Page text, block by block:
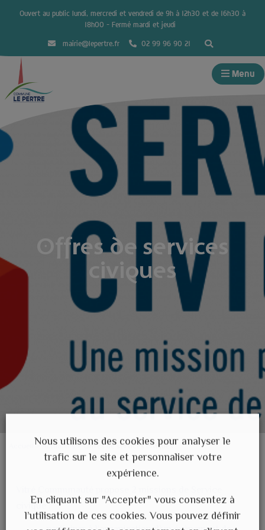
Ouvert au public lundi, mercredi et vendredi de 9h à 12h30 et de 16h30 à
18h00 – Fermé mardi et jeudi
mairie@lepertre.fr 02 99 96 90 21
Menu
Offres de services
civiques
>Actualités>Offres de services civiques
civique :
Nous utilisons des cookies pour analyser le
trafic sur le site et personnaliser votre
expérience.
En cliquant sur "Accepter" vous consentez à
l’utilisation de ces cookies. Vous pouvez définir